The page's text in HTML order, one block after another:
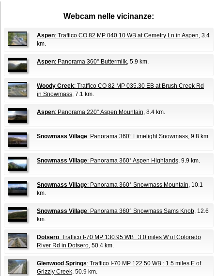
Webcam nelle vicinanze:
Aspen: Traffico CO 82 MP 040.10 WB at Cemetry Ln in Aspen, 3.4
km.
Aspen: Panorama 360° Buttermilk, 5.9 km.
Woody Creek: Traffico CO 82 MP 035.30 EB at Brush Creek Rd
in Snowmass, 7.1 km.
Aspen: Panorama 220° Aspen Mountain, 8.4 km.
Snowmass Village: Panorama 360° Limelight Snowmass, 9.8 km.
Snowmass Village: Panorama 360° Aspen Highlands, 9.9 km.
Snowmass Village: Panorama 360° Snowmass Mountain, 10.1
km.
Snowmass Village: Panorama 360° Snowmass Sams Knob, 12.6
km.
Dotsero: Traffico I-70 MP 130.95 WB : 3.0 miles W of Colorado
River Rd in Dotsero, 50.4 km.
Glenwood Springs: Traffico I-70 MP 122.50 WB : 1.5 miles E of
Grizzly Creek, 50.9 km.